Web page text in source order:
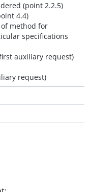
(point 2.2.5)
4.4)
method for
specifications
auxiliary request)
request)